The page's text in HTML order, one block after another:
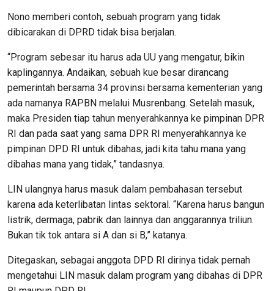
Nono memberi contoh, sebuah program yang tidak
dibicarakan di DPRD tidak bisa berjalan.
“Program sebesar itu harus ada UU yang mengatur, bikin
kaplingannya. Andaikan, sebuah kue besar dirancang
pemerintah bersama 34 provinsi bersama kementerian yang
ada namanya RAPBN melalui Musrenbang. Setelah masuk,
maka Presiden tiap tahun menyerahkannya ke pimpinan DPR
RI dan pada saat yang sama DPR RI menyerahkannya ke
pimpinan DPD RI untuk dibahas, jadi kita tahu mana yang
dibahas mana yang tidak,” tandasnya.
LIN ulangnya harus masuk dalam pembahasan tersebut
karena ada keterlibatan lintas sektoral. “Karena harus bangun
listrik, dermaga, pabrik dan lainnya dan anggarannya triliun.
Bukan tik tok antara si A dan si B,” katanya.
Ditegaskan, sebagai anggota DPD RI dirinya tidak pernah
mengetahui LIN masuk dalam program yang dibahas di DPR